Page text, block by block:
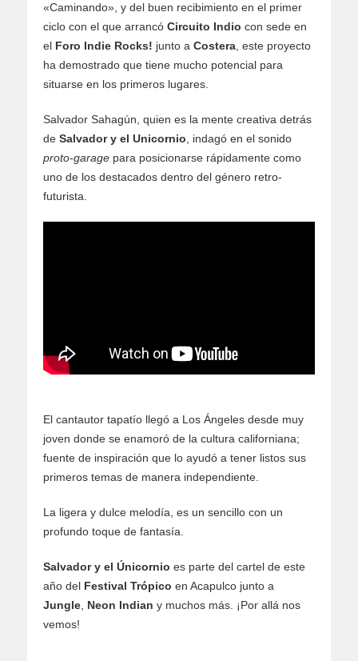
«Caminando», y del buen recibimiento en el primer
ciclo con el que arrancó Circuito Indio con sede en
el Foro Indie Rocks! junto a Costera , este proyecto
ha demostrado que tiene mucho potencial para
situarse en los primeros lugares.
Salvador Sahagún, quien es la mente creativa detrás
de Salvador y el Unicornio , indagó en el sonido
proto-garage para posicionarse rápidamente como
uno de los destacados dentro del género retro-
futurista.
El cantautor tapatío llegó a Los Ángeles desde muy
joven donde se enamoró de la cultura californiana;
fuente de inspiración que lo ayudó a tener listos sus
primeros temas de manera independiente.
La ligera y dulce melodía, es un sencillo con un
profundo toque de fantasía.
Salvador y el Únicornio es parte del cartel de este
año del Festival Trópico en Acapulco junto a
Jungle, Neon Indian y muchos más. ¡Por allá nos
vemos!